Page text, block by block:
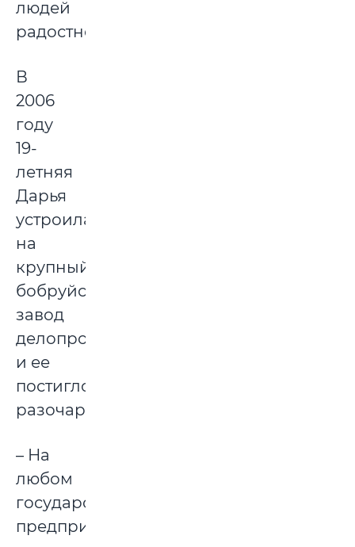
людей
радостнее.
В
2006
году
19-
летняя
Дарья
устроилась
на
крупный
бобруйский
завод
делопроизводителем,
и ее
постигло
разочарование.
– На
любом
государственном
предприятии,